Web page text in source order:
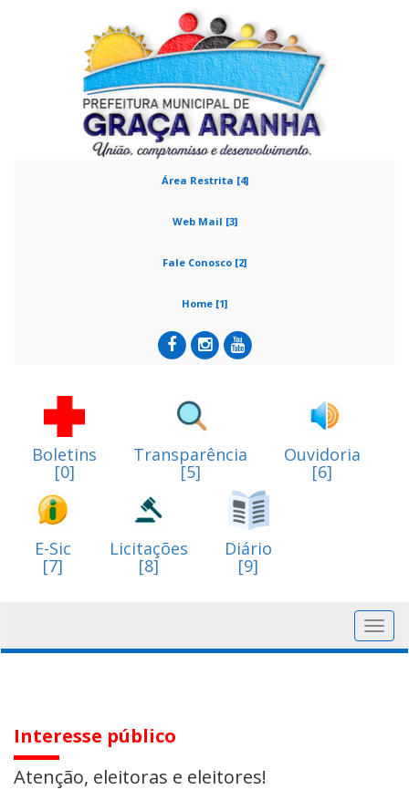
Área Restrita [4]
Web Mail [3]
Fale Conosco [2]
Home [1]
Boletins
[0]
Transparência
[5]
Ouvidoria
[6]
E-Sic
[7]
Licitações
[8]
Diário
[9]
Interesse público
Atenção, eleitoras e eleitores!